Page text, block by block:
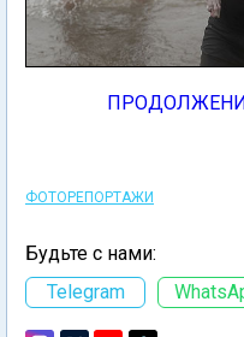
ФОТОРЕПОРТАЖИ
Будьте с нами:
Telegram